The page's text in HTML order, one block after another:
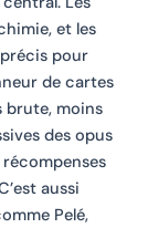
et les
pour
de cartes
brute, moins
des opus
aussi
Pelé,